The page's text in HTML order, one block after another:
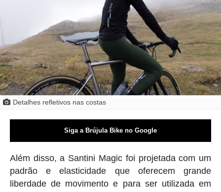
Detalhes refletivos nas costas
Siga a Brújula Bike no Google
Além disso, a Santini Magic foi projetada com um
padrão e elasticidade que oferecem grande
liberdade de movimento e para ser utilizada em